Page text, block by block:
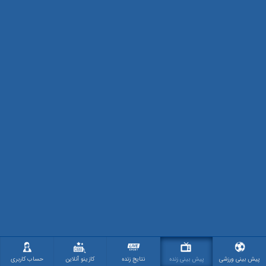
پیش بینی ورزشی پیش بینی زنده نتایج زنده کازینو آنلاین حساب کاربری